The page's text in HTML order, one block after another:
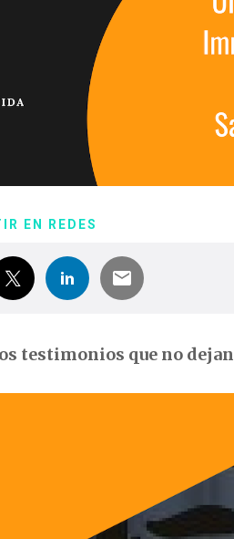
EN REDES
testimonios que no dejan